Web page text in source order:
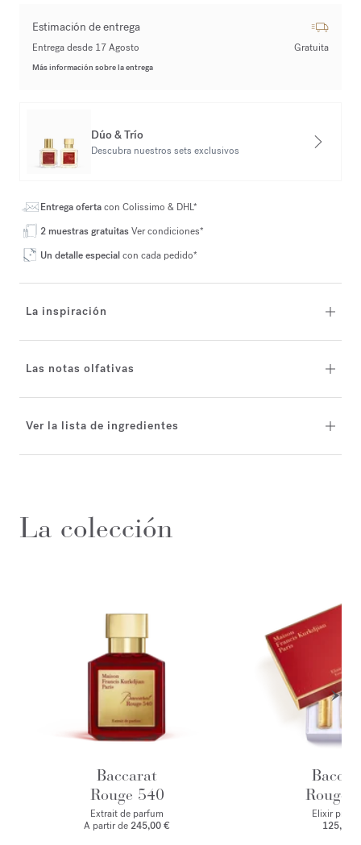
Estimación de entrega
Entrega desde 17 Agosto Gratuita
Más información sobre la entrega
Dúo & Trío
Descubra nuestros sets exclusivos
Entrega ofertacon Colissimo & DHL*
2 muestras gratuitasVer condiciones*
Un detalle especialcon cada pedido*
La inspiración
Las notas olfativas
Ver la lista de ingredientes
La colección
Baccarat
Rouge 540
Extrait de parfum
A partir de 245,00 €
Rouge
Elixir
125,00 €